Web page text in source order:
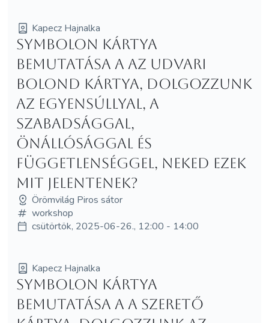
Kapecz Hajnalka
Symbolon kártya
bemutatása a Az Udvari
Bolond kártya, dolgozzunk
az egyensúllyal, a
szabadsággal,
önállósággal és
függetlenséggel, neked ezek
mit jelentenek?
Örömvilág Piros sátor
workshop
csütörtök, 2025-06-26., 12:00 - 14:00
Kapecz Hajnalka
Symbolon kártya
bemutatása a A Szerető